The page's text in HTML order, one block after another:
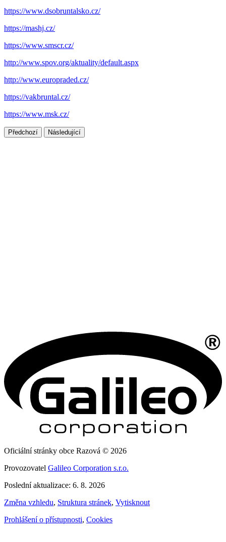
https://www.dsobruntalsko.cz/
https://mashj.cz/
https://www.smscr.cz/
http://www.spov.org/aktuality/default.aspx
http://www.europraded.cz/
https://vakbruntal.cz/
https://www.msk.cz/
Předchozí Následující
Oficiální stránky obce Razová © 2026
Provozovatel Galileo Corporation s.r.o.
Poslední aktualizace: 6. 8. 2026
Změna vzhledu, Struktura stránek, Vytisknout
Prohlášení o přístupnosti, Cookies